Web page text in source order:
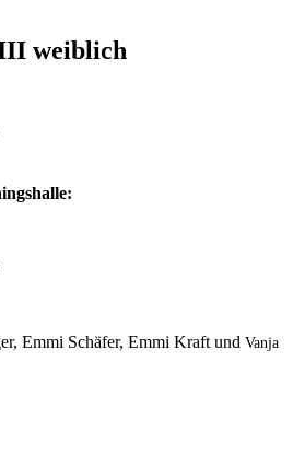
weiblich
Emmi Schäfer, Emmi Kraft und Vanja